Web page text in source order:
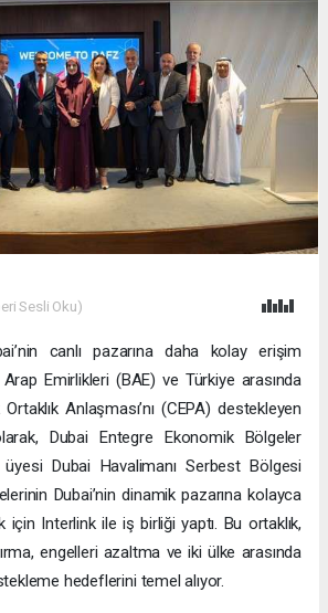
Sesli Oku)
canlı pazarına daha kolay erişim
Emirlikleri (BAE) ve Türkiye arasında
Anlaşması’nı (CEPA) destekleyen
Dubai Entegre Ekonomik Bölgeler
üyesi Dubai Havalimanı Serbest Bölgesi
Dubai’nin dinamik pazarına kolayca
Interlink ile iş birliği yaptı. Bu ortaklık,
engelleri azaltma ve iki ülke arasında
hedeflerini temel alıyor.